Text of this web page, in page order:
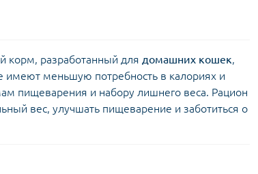
корм, разработанный для домашних кошек,
меньшую потребность в калориях и
пищеварения и набору лишнего веса. Рацион
вес, улучшать пищеварение и заботиться о